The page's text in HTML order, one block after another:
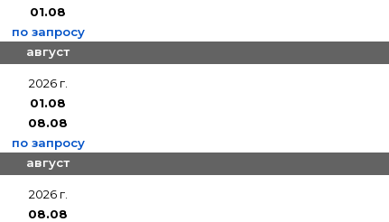
01.08
по запросу
август
2026 г.
01.08
08.08
по запросу
август
2026 г.
08.08